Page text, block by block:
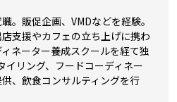
。販促企画、VMDなどを経験。
支援やカフェの立ち上げに携わ
ネーター養成スクールを経て独
イリング、フードコーディネー
、飲食コンサルティングを行